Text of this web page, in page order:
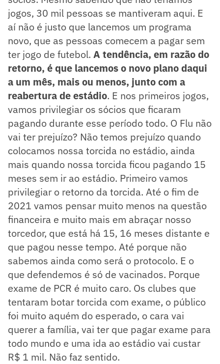
jogos, 30 mil pessoas se mantiveram aqui. E
aí não é justo que lancemos um programa
novo, que as pessoas comecem a pagar sem
ter jogo de futebol. A tendência, em razão do
retorno, é que lancemos o novo plano daqui
a um mês, mais ou menos, junto com a
reabertura de estádio. E nos primeiros jogos,
vamos privilegiar os sócios que ficaram
pagando durante esse período todo. O Flu não
vai ter prejuízo? Não temos prejuízo quando
colocamos nossa torcida no estádio, ainda
mais quando nossa torcida ficou pagando 15
meses sem ir ao estádio. Primeiro vamos
privilegiar o retorno da torcida. Até o fim de
2021 vamos pensar muito menos na questão
financeira e muito mais em abraçar nosso
torcedor, que está há 15, 16 meses distante e
que pagou nesse tempo. Até porque não
sabemos ainda como será o protocolo. E o
que defendemos é só de vacinados. Porque
exame de PCR é muito caro. Os clubes que
tentaram botar torcida com exame, o público
foi muito aquém do esperado, o cara vai
querer a família, vai ter que pagar exame para
todo mundo e uma ida ao estádio vai custar
R$ 1 mil. Não faz sentido.